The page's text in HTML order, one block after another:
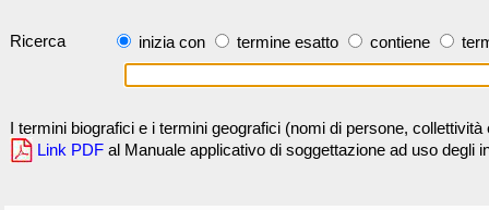
Ricerca inizia con termine esatto contiene
I termini biografici e i termini geografici (nomi di persone,
Link PDF al Manuale applicativo di soggettazione ad uso degli